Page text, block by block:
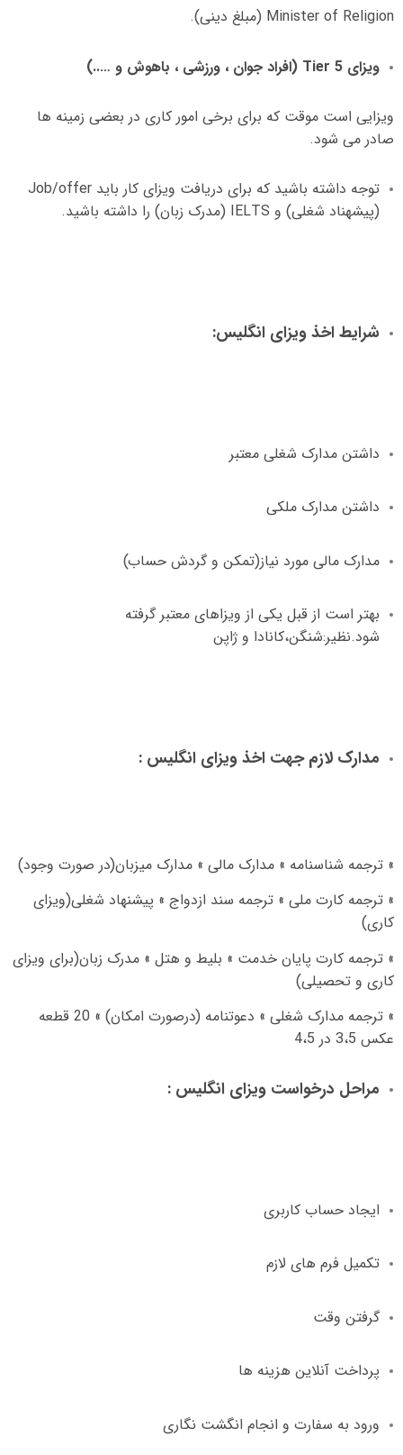
Minister of Religion ( مبلغ دینی).
ویزای Tier 5 ( افراد جوان ، ورزشی ، باهوش و …..)
ویزایی است موقت که برای برخی امور کاری در بعضی زمینه ها
صادر می شود.
توجه داشته باشید که برای دریافت ویزای کار باید Job/offer
(پیشهناد شغلی) و IELTS ( مدرک زبان) را داشته باشید.
شرایط اخذ ویزای انگلیس:
داشتن مدارک شغلی معتبر
داشتن مدارک ملکی
مدارک مالی مورد نیاز(تمکن و گردش حساب)
بهتر است از قبل یکی از ویزاهای معتبر گرفته
شود.نظیر:شنگن،کانادا و ژاپن
مدارک لازم جهت اخذ ویزای انگلیس :
» ترجمه شناسنامه » مدارک مالی » مدارک میزبان(در صورت وجود)
» ترجمه کارت ملی » ترجمه سند ازدواج » پیشنهاد شغلی(ویزای
کاری)
» ترجمه کارت پایان خدمت » بلیط و هتل » مدرک زبان(برای ویزای
کاری و تحصیلی)
» ترجمه مدارک شغلی » دعوتنامه (درصورت امکان) » 20
قطعه
عکس
3،5 در 4،5
مراحل درخواست ویزای انگلیس :
ایجاد حساب کاربری
تکمیل فرم های لازم
گرفتن وقت
پرداخت آنلاین هزینه ها
ورود به سفارت و انجام انگشت نگاری